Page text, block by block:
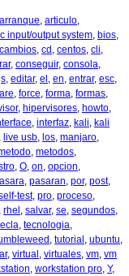
arranque, articulo,
input/output system, bios,
cambios, cd , centos, cli,
, conseguir, consola,
, editar, el , en, entrar, esc,
, force, forma, formas,
, hipervisores, howto,
, interfaz, kali, kali
, live usb, los, manjaro,
, metodos,
, O, on, opcion,
, pasaran, por, post,
test, pro, proceso,
rhel , salvar, se, segundos,
, tecnologia,
, tutorial , ubuntu,
, virtual , virtuales, vm, vm
, workstation pro, Y,